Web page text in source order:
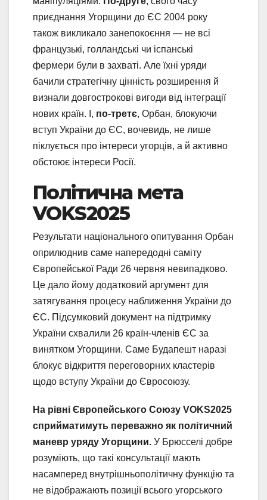
приєднання Угорщини до ЄС 2004 року
також викликало занепокоєння — не всі
французькі, голландські чи іспанські
фермери були в захваті. Але їхні уряди
бачили стратегічну цінність розширення й
визнали довгострокові вигоди від інтеграції
нових країн. І, по-третє, Орбан, блокуючи
вступ України до ЄС, вочевидь, не лише
піклується про інтереси угорців, а й активно
обстоює інтереси Росії.
Політична мета
VOKS2025
Результати національного опитування Орбан
оприлюднив саме напередодні саміту
Європейської Ради 26 червня невипадково.
Це дало йому додатковий аргумент для
затягування процесу наближення України до
ЄС. Підсумковий документ на підтримку
України схвалили 26 країн-членів ЄС за
винятком Угорщини. Саме Будапешт наразі
блокує відкриття переговорних кластерів
щодо вступу України до Євросоюзу.
На рівні Європейського Союзу VOKS2025
сприйматимуть переважно як політичний
маневр уряду Угорщини. У Брюсселі добре
розуміють, що такі консультації мають
насамперед внутрішньополітичну функцію та
не відображають позиції всього угорського